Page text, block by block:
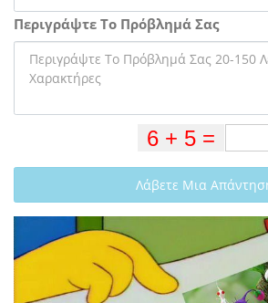
Περιγράψτε Το Πρόβλημά Σας
Λάβετε Μια